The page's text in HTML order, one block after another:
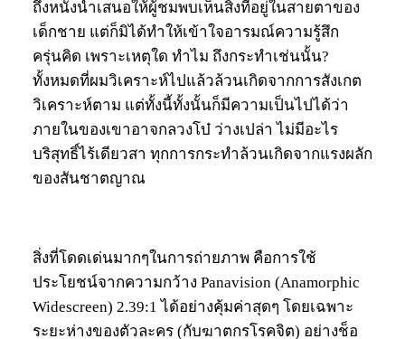
ถึงหนังนำเสนอให้ผู้ชมพบเห็นสิ่งที่อยู่ในสายตาของ
เด็กชาย แต่ก็มิได้ทำให้เข้าใจอารมณ์ความรู้สึก
ครุ่นคิด เพราะเหตุใด ทำไม ถึงกระทำเช่นนั้น?
ทั้งหมดที่ผมวิเคราะห์ไปแล้วล้วนเกิดจากการสังเกต
วิเคราะห์ตาม แต่ทั้งนี้ทั้งนั้นก็มีความเป็นไปได้ว่า
ภายในของเขาอาจกลวงโบ๋ ว่างเปล่า ไม่มีอะไร
บริสุทธิ์ไร้เดียวสา ทุกการกระทำล้วนเกิดจากแรงผลัก
ของสันชาตญาณ
สิ่งที่โดดเด่นมากๆในการถ่ายภาพ คือการใช้
ประโยชน์จากความกว้าง Panavision (Anamorphic
Widescreen) 2.39:1 ได้อย่างคุ้มค่าสุดๆ โดยเฉพาะ
ระยะห่างของตัวละคร (กับฆาตกรโรคจิต) อย่างช็อ